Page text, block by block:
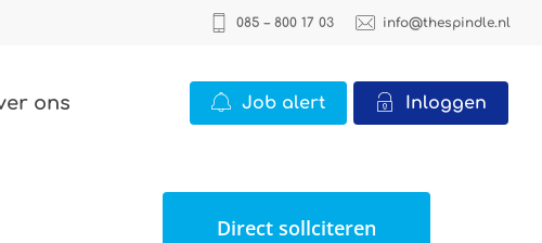
085 – 800 17 03 info@thespindle.nl
ons Job alert Inloggen
Direct sollciteren